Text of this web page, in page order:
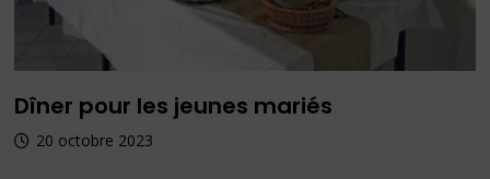
Dîner pour les jeunes mariés
20 octobre 2023